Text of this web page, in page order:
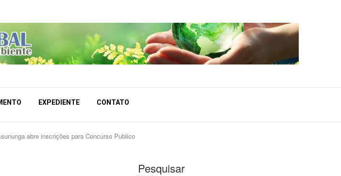
EXPEDIENTE CONTATO
abre inscrições para Concurso Publico
Pesquisar